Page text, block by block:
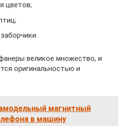
цветов;
великое множество, и
оригинальностью и
магнитный
в машину